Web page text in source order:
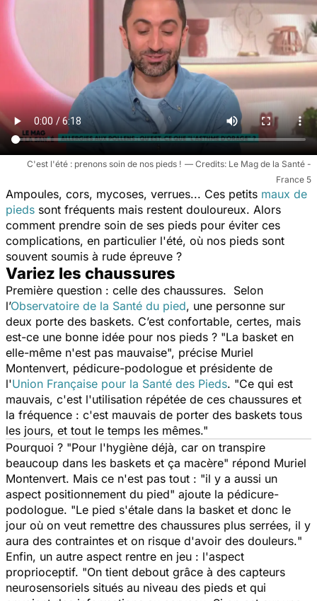
C'est l'été : prenons soin de nos pieds !
Le Mag de la Santé -
France 5
Ampoules, cors, mycoses, verrues... Ces petits maux de
pieds sont fréquents mais restent douloureux. Alors
comment prendre soin de ses pieds pour éviter ces
complications, en particulier l'été, où nos pieds sont
souvent soumis à rude épreuve ?
Variez les chaussures
Première question : celle des chaussures. Selon
l’Observatoire de la Santé du pied, une personne sur
deux porte des baskets. C’est confortable, certes, mais
est-ce une bonne idée pour nos pieds ? "La basket en
elle-même n'est pas mauvaise", précise Muriel
Montenvert, pédicure-podologue et présidente de
l'Union Française pour la Santé des Pieds. "Ce qui est
mauvais, c'est l'utilisation répétée de ces chaussures et
la fréquence : c'est mauvais de porter des baskets tous
les jours, et tout le temps les mêmes."
Pourquoi ? "Pour l'hygiène déjà, car on transpire
beaucoup dans les baskets et ça macère" répond Muriel
Montenvert. Mais ce n'est pas tout : "il y a aussi un
aspect positionnement du pied" ajoute la pédicure-
podologue. "Le pied s'étale dans la basket et donc le
jour où on veut remettre des chaussures plus serrées, il y
aura des contraintes et on risque d'avoir des douleurs."
Enfin, un autre aspect rentre en jeu : l'aspect
proprioceptif. "On tient debout grâce à des capteurs
neurosensoriels situés au niveau des pieds et qui